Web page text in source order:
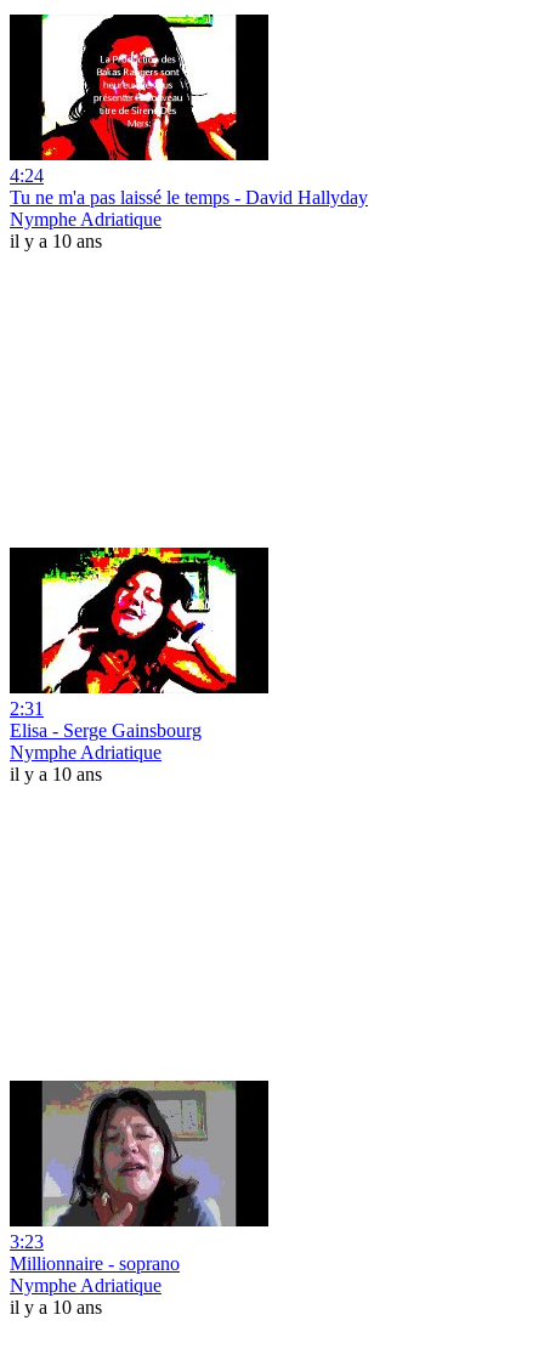
4:24
Tu ne m'a pas laissé le temps - David Hallyday
Nymphe Adriatique
il y a 10 ans
2:31
Elisa - Serge Gainsbourg
Nymphe Adriatique
il y a 10 ans
3:23
Millionnaire - soprano
Nymphe Adriatique
il y a 10 ans